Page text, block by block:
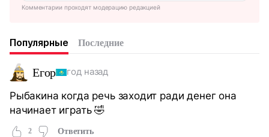
Комментарии проходят модерацию редакцией
Популярные Последние
Егор год назад
Рыбакина когда речь заходит ради денег она
начинает играть 🤣
2 Ответить